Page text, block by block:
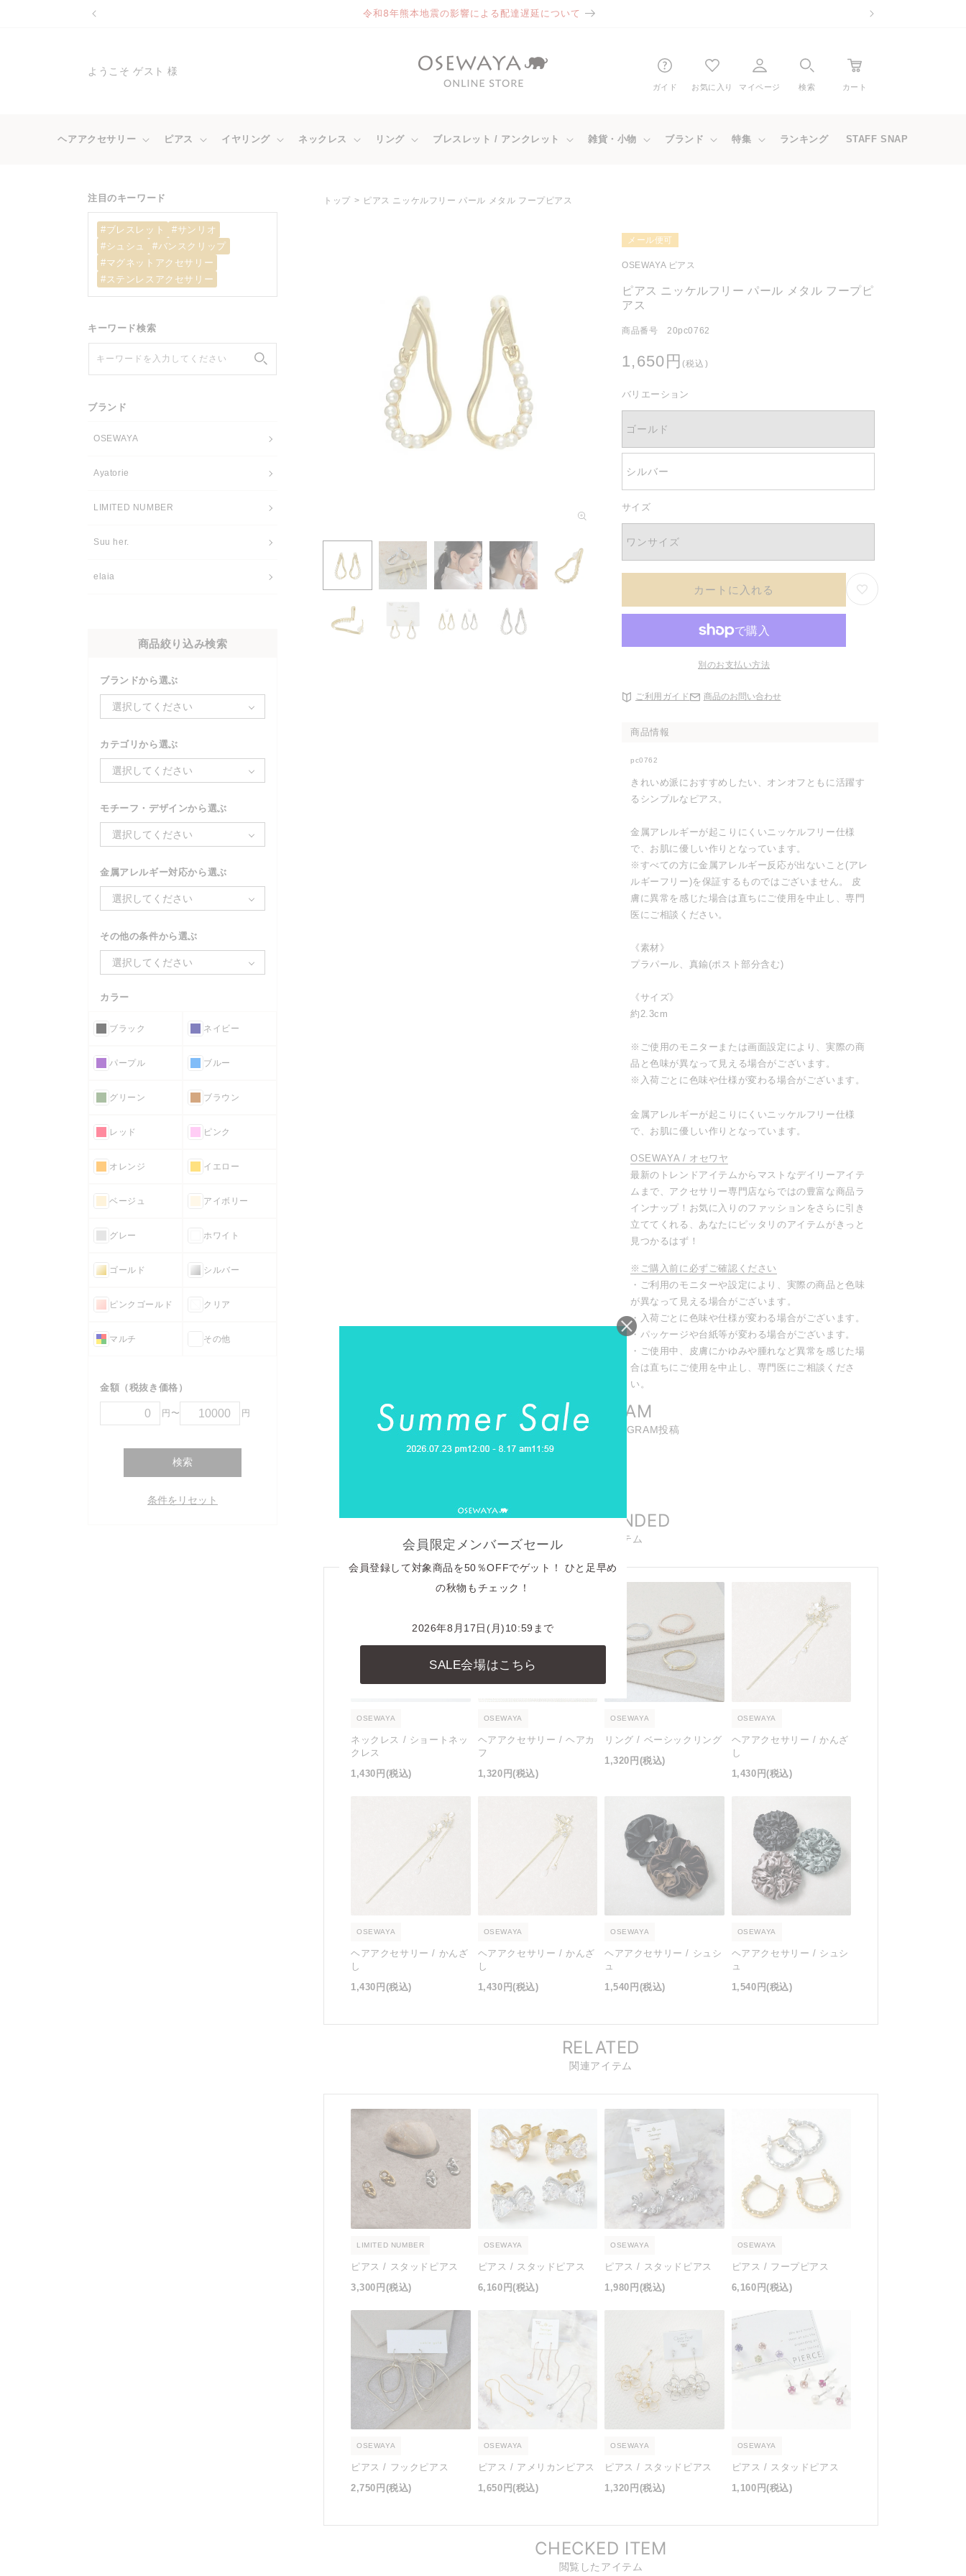
令和8年熊本地震の影響による配達遅延について
ようこそ ゲスト 様
ガイド お気に入り マイページ 検索 カート
ヘアアクセサリー ピアス イヤリング ネックレス リング ブレスレット / アンクレット 雑貨・小物 ブランド 特集 ランキング STAFF SNAP
注目のキーワード
#ブレスレット
#サンリオ
#シュシュ
#バンスクリップ
#マグネットアクセサリー
#ステンレスアクセサリー
キーワード検索
キーワードを入力してください
ブランド
OSEWAYA
Ayatorie
LIMITED NUMBER
Suu her.
elaia
商品絞り込み検索
ブランドから選ぶ
選択してください
カテゴリから選ぶ
選択してください
モチーフ・デザインから選ぶ
選択してください
金属アレルギー対応から選ぶ
選択してください
その他の条件から選ぶ
選択してください
カラー
ブラック ネイビー
パープル ブルー
グリーン ブラウン
レッド ピンク
オレンジ イエロー
ベージュ アイボリー
グレー ホワイト
ゴールド シルバー
ピンクゴールド クリア
マルチ その他
金額（税抜き価格）
円〜 円
検索
条件をリセット
トップ ピアス ニッケルフリー パール メタル フープピアス
デ
メール便可
OSEWAYA ピアス
ピアス ニッケルフリー パール メタル フープピ
アス
商品番号 20pc0762
通
価
1,650円 (税込)
バリエーション
ゴールド
シルバー
サイズ
ワンサイズ
カートに入れる
別のお支払い方法
ご利用ガイド 商品のお問い合わせ
商品情報
pc0762
きれいめ派におすすめしたい、オンオフともに活躍す
るシンプルなピアス。
金属アレルギーが起こりにくいニッケルフリー仕様
で、お肌に優しい作りとなっています。
※すべての方に金属アレルギー反応が出ないこと(アレ
ルギーフリー)を保証するものではございません。 皮
膚に異常を感じた場合は直ちにご使用を中止し、専門
医にご相談ください。
《素材》
プラパール、真鍮(ポスト部分含む)
《サイズ》
約2.3cm
※ご使用のモニターまたは画面設定により、実際の商
品と色味が異なって見える場合がございます。
※入荷ごとに色味や仕様が変わる場合がございます。
金属アレルギーが起こりにくいニッケルフリー仕様
で、お肌に優しい作りとなっています。
OSEWAYA / オセワヤ
最新のトレンドアイテムからマストなデイリーアイテ
ムまで、アクセサリー専門店ならではの豊富な商品ラ
インナップ！お気に入りのファッションをさらに引き
立ててくれる、あなたにピッタリのアイテムがきっと
見つかるはず！
※ご購入前に必ずご確認ください
・ご利用のモニターや設定により、実際の商品と色味
が異なって見える場合がございます。
・入荷ごとに色味や仕様が変わる場合がございます。
・パッケージや台紙等が変わる場合がございます。
・ご使用中、皮膚にかゆみや腫れなど異常を感じた場
合は直ちにご使用を中止し、専門医にご相談くださ
い。
INSTAGRAM
商品に関連したINSTAGRAM投稿
RECOMMENDED
おすすめアイテム
OSEWAYA
ネックレス / ショートネッ
クレス
1,430円(税込)
OSEWAYA
ヘアアクセサリー / ヘアカ
フ
1,320円(税込)
OSEWAYA
リング / ベーシックリング
1,320円(税込)
OSEWAYA
ヘアアクセサリー / かんざ
し
1,430円(税込)
OSEWAYA
ヘアアクセサリー / かんざ
し
1,430円 (税込)
OSEWAYA
ヘアアクセサリー / かんざ
し
1,430円(税込)
OSEWAYA
ヘアアクセサリー / シュシ
ュ
1,540円 (税込)
OSEWAYA
ヘアアクセサリー / シュシ
ュ
1,540円(税込)
RELATED
関連アイテム
LIMITED NUMBER
ピアス / スタッドピアス
3,300円(税込)
OSEWAYA
ピアス / スタッドピアス
6,160円(税込)
OSEWAYA
ピアス / スタッドピアス
1,980円(税込)
OSEWAYA
ピアス / フープピアス
6,160円(税込)
OSEWAYA
ピアス / フックピアス
2,750円 (税込)
OSEWAYA
ピアス / アメリカンピアス
1,650円(税込)
OSEWAYA
ピアス / スタッドピアス
1,320円 (税込)
OSEWAYA
ピアス / スタッドピアス
1,100円(税込)
CHECKED ITEM
閲覧したアイテム
会員限定メンバーズセール
会員登録して対象商品を50％OFFでゲット！ ひと足早め
の秋物もチェック！
2026年8月17日(月)10:59まで
SALE会場はこちら